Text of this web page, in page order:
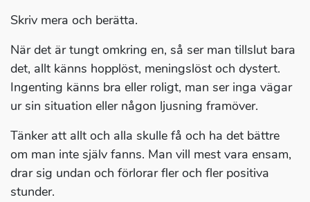
Skriv mera och berätta.
När det är tungt omkring en, så ser man tillslut bara
det, allt känns hopplöst, meningslöst och dystert.
Ingenting känns bra eller roligt, man ser inga vägar
ur sin situation eller någon ljusning framöver.
Tänker att allt och alla skulle få och ha det bättre
om man inte själv fanns. Man vill mest vara ensam,
drar sig undan och förlorar fler och fler positiva
stunder.